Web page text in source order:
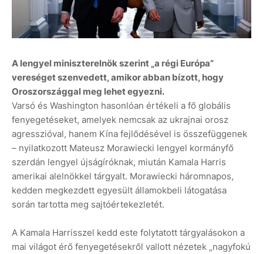
A lengyel miniszterelnök szerint „a régi Európa”
vereséget szenvedett, amikor abban bízott, hogy
Oroszországgal meg lehet egyezni.
Varsó és Washington hasonlóan értékeli a fő globális
fenyegetéseket, amelyek nemcsak az ukrajnai orosz
agresszióval, hanem Kína fejlődésével is összefüggenek
– nyilatkozott Mateusz Morawiecki lengyel kormányfő
szerdán lengyel újságíróknak, miután Kamala Harris
amerikai alelnökkel tárgyalt. Morawiecki háromnapos,
kedden megkezdett egyesült államokbeli látogatása
során tartotta meg sajtóértekezletét.
A Kamala Harrisszel kedd este folytatott tárgyalásokon a
mai világot érő fenyegetésekről vallott nézetek „nagyfokú